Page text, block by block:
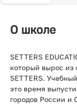
О школе
SETTERS
который вырос из
SETTERS.
это время
городов России и